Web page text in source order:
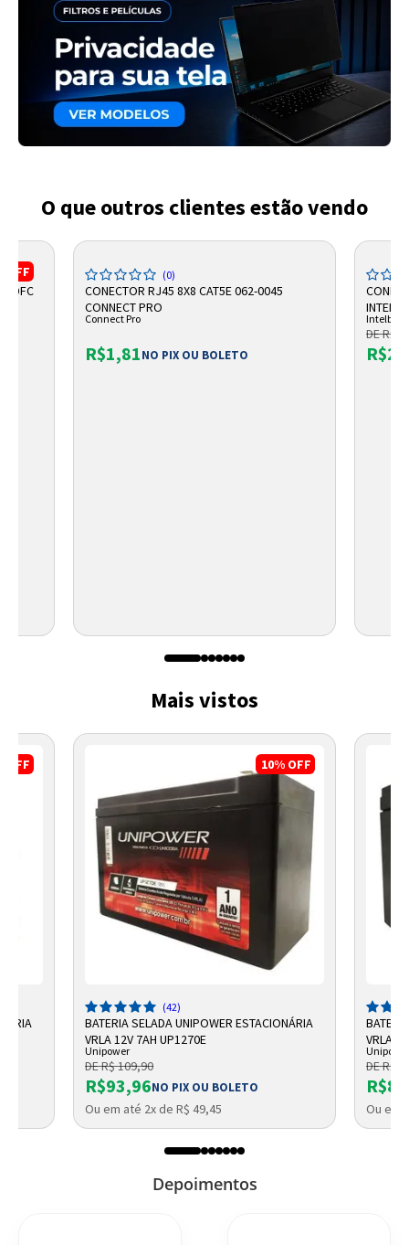
O que outros clientes estão vendo
OFF
DFC
(0)
CONECTOR RJ45 8X8 CAT5E 062-0045
CONNECT PRO
Connect Pro
R$1,81NO PIX OU BOLETO
Intelbras
DE R$
Mais vistos
OFF 10% OFF
(42)
BATERIA SELADA UNIPOWER ESTACIONÁRIA
VRLA 12V 7AH UP1270E
Unipower
DE R$ 109,90
R$93,96NO PIX OU BOLETO
Ou em até 2x de R$ 49,45
VRLA
DE R$
Ou em
Depoimentos